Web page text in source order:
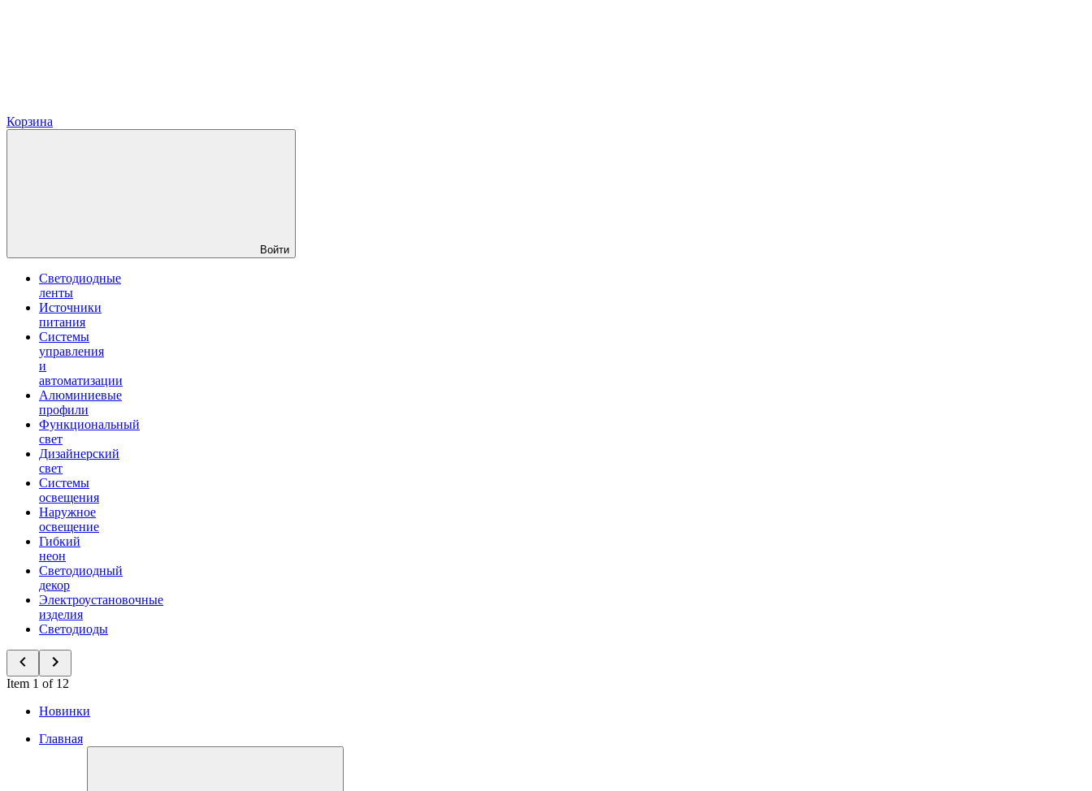
Корзина
Войти
Светодиодные
ленты
Источники
питания
Системы
управления
и
автоматизации
Алюминиевые
профили
Функциональный
свет
Дизайнерский
свет
Системы
освещения
Наружное
освещение
Гибкий
неон
Светодиодный
декор
Электроустановочные
изделия
Светодиоды
Item 1 of 12
Новинки
Главная